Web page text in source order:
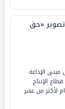
«حق
الإذاعة
الإنتاج
لأكثر من عشر